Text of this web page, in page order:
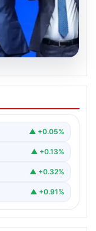
tek
imza atsın?’
Yürüyüşü ve
“ Tuzla…
▲ +0.05%
▲ +0.13%
▲ +0.32%
▲ +0.91%